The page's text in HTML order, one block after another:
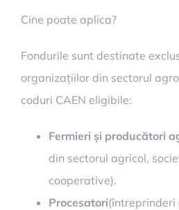
Cine poate aplica?
Fondurile sunt destinate
organizațiilor din sectorul
coduri CAEN eligibile:
Fermieri și producători
din sectorul agricol,
cooperative).
Procesatori(întreprinderi